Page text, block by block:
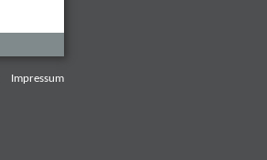
Impressum